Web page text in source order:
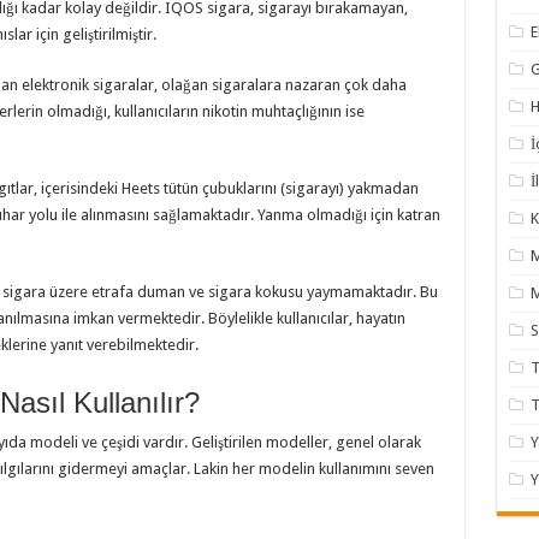
kadar kolay değildir. IQOS sigara, sigarayı bırakamayan,
için geliştirilmiştir.
elektronik sigaralar, olağan sigaralara nazaran çok daha
olmadığı, kullanıcıların nikotin muhtaçlığının ise
içerisindeki Heets tütün çubuklarını (sigarayı) yakmadan
yolu ile alınmasını sağlamaktadır. Yanma olmadığı için katran
üzere etrafa duman ve sigara kokusu yaymamaktadır. Bu
imkan vermektedir. Böylelikle kullanıcılar, hayatın
yanıt verebilmektedir.
Kullanılır?
modeli ve çeşidi vardır. Geliştirilen modeller, genel olarak
gidermeyi amaçlar. Lakin her modelin kullanımını seven